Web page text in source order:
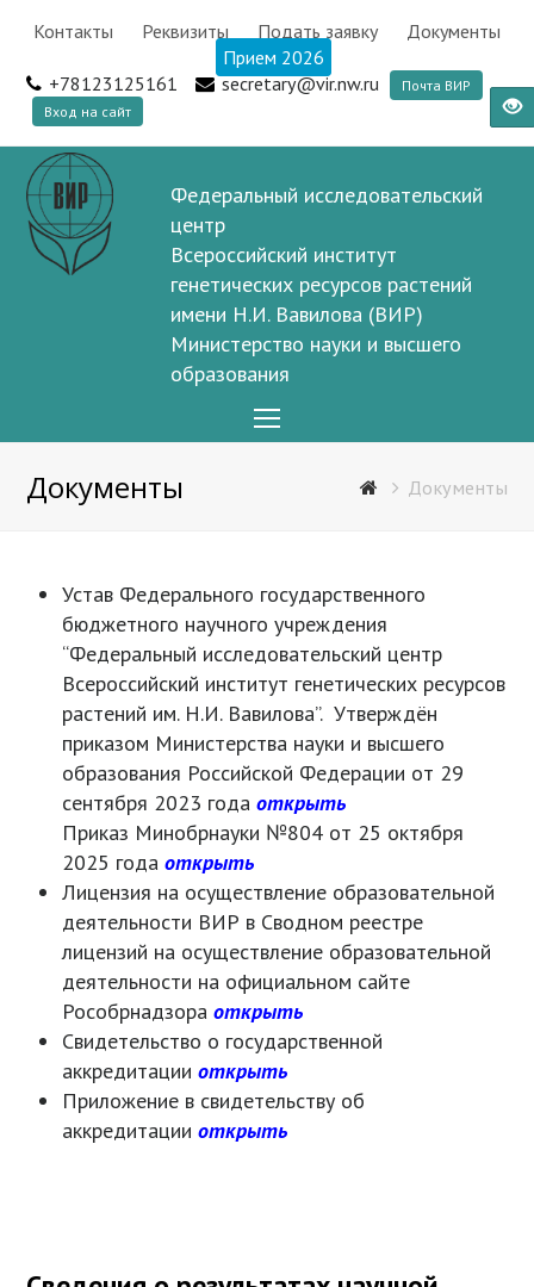
Контакты Реквизиты Подать заявку
Документы
Прием 2026
+78123125161
secretary@vir.nw.ru
Почта ВИР
Вход на сайт
Федеральный исследовательский
центр
Всероссийский институт
генетических ресурсов растений
имени Н.И. Вавилова (ВИР)
Министерство науки и высшего
образования
Документы Документы
Устав Федерального государственного
бюджетного научного учреждения
“Федеральный исследовательский центр
Всероссийский институт генетических ресурсов
растений им. Н.И. Вавилова”. Утверждён
приказом Министерства науки и высшего
образования Российской Федерации от 29
сентября 2023 годаоткрыть
Приказ Минобрнауки №804 от 25 октября
2025 годаоткрыть
Лицензия на осуществление образовательной
деятельности ВИР в Сводном реестре
лицензий на осуществление образовательной
деятельности на официальном сайте
Рособрнадзораоткрыть
Свидетельство о государственной
аккредитацииоткрыть
Приложение в свидетельству об
аккредитацииоткрыть